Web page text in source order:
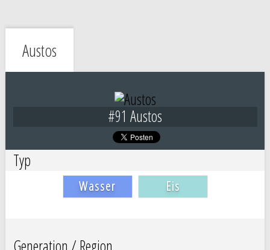
Austos
#91 Austos
Typ
Wasser Eis
Generation / Region